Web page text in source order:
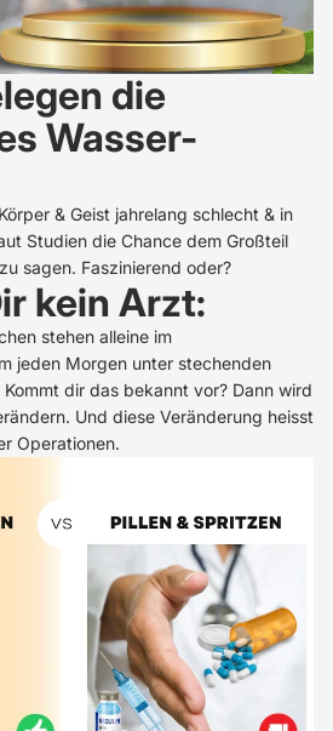
die
Wasser-
& Geist jahrelang schlecht & in
Studien die Chance dem Großteil
sagen. Faszinierend oder?
kein Arzt:
stehen alleine im
jeden Morgen unter stechenden
dir das bekannt vor? Dann wird
Und diese Veränderung heisst
Operationen.